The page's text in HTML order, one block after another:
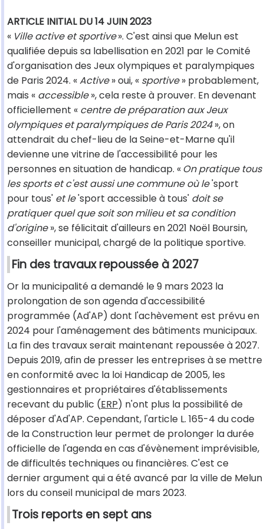
ARTICLE INITIAL DU 14 JUIN 2023
« Ville active et sportive». C'est ainsi que Melun est
qualifiée depuis sa labellisation en 2021 par le Comité
d'organisation des Jeux olympiques et paralympiques
de Paris 2024. «Active» oui, « sportive» probablement,
mais « accessible», cela reste à prouver. En devenant
officiellement « centre de préparation aux Jeux
olympiques et paralympiques de Paris 2024», on
attendrait du chef-lieu de la Seine-et-Marne qu'il
devienne une vitrine de l'accessibilité pour les
personnes en situation de handicap. « On pratique tous
les sports et c'est aussi une commune où le'sport
pour tous' et le'sport accessible à tous' doit se
pratiquer quel que soit son milieu et sa condition
d'origine», se félicitait d'ailleurs en 2021 Noël Boursin,
conseiller municipal, chargé de la politique sportive.
Fin des travaux repoussée à 2027
Or la municipalité a demandé le 9 mars 2023 la
prolongation de son agenda d'accessibilité
programmée (Ad'AP) dont l'achèvement est prévu en
2024 pour l'aménagement des bâtiments municipaux.
La fin des travaux serait maintenant repoussée à 2027.
Depuis 2019, afin de presser les entreprises à se mettre
en conformité avec la loi Handicap de 2005, les
gestionnaires et propriétaires d'établissements
recevant du public (ERP) n'ont plus la possibilité de
déposer d'Ad'AP. Cependant, l'article L. 165-4 du code
de la Construction leur permet de prolonger la durée
officielle de l'agenda en cas d'évènement imprévisible,
de difficultés techniques ou financières. C'est ce
dernier argument qui a été avancé par la ville de Melun
lors du conseil municipal de mars 2023.
Trois reports en sept ans